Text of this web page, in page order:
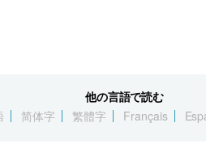
他の言語で読む
简体字 繁體字 Français